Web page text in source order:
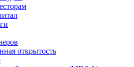
открытость